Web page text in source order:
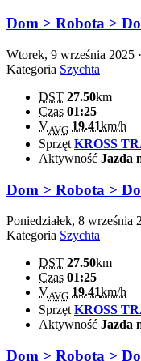
Dom > Robota >
Wtorek, 9 września 2025 ·
Kategoria Szychta
DST 27.50km
Czas 01:25
VAVG 19.41km/h
Sprzęt KROSS
Aktywność Jazda
Dom > Robota >
Poniedziałek, 8 września
Kategoria Szychta
DST 27.50km
Czas 01:25
VAVG 19.41km/h
SprzętKROSS
Aktywność Jazda
Dom > Robota >